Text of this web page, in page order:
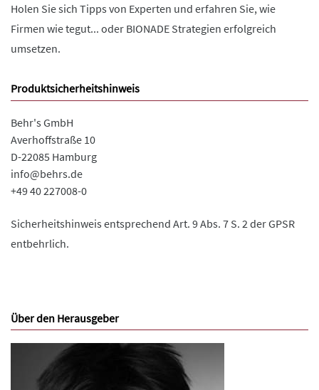
Holen Sie sich Tipps von Experten und erfahren Sie, wie
Firmen wie tegut... oder BIONADE Strategien erfolgreich
umsetzen.
Produktsicherheitshinweis
Behr's GmbH
Averhoffstraße 10
D-22085 Hamburg
info@behrs.de
+49 40 227008-0
Sicherheitshinweis entsprechend Art. 9 Abs. 7 S. 2 der GPSR
entbehrlich.
Über den Herausgeber